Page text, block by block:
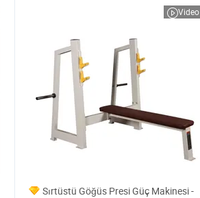
Video
Sırtüstü Göğüs Presi Güç Makinesi -